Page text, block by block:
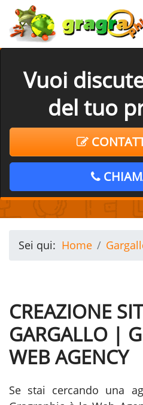
Vuoi
del tuo
Sei qui: Home
CREAZIONE
GARGALLO |
WEB AGENCY
Se stai cercando una